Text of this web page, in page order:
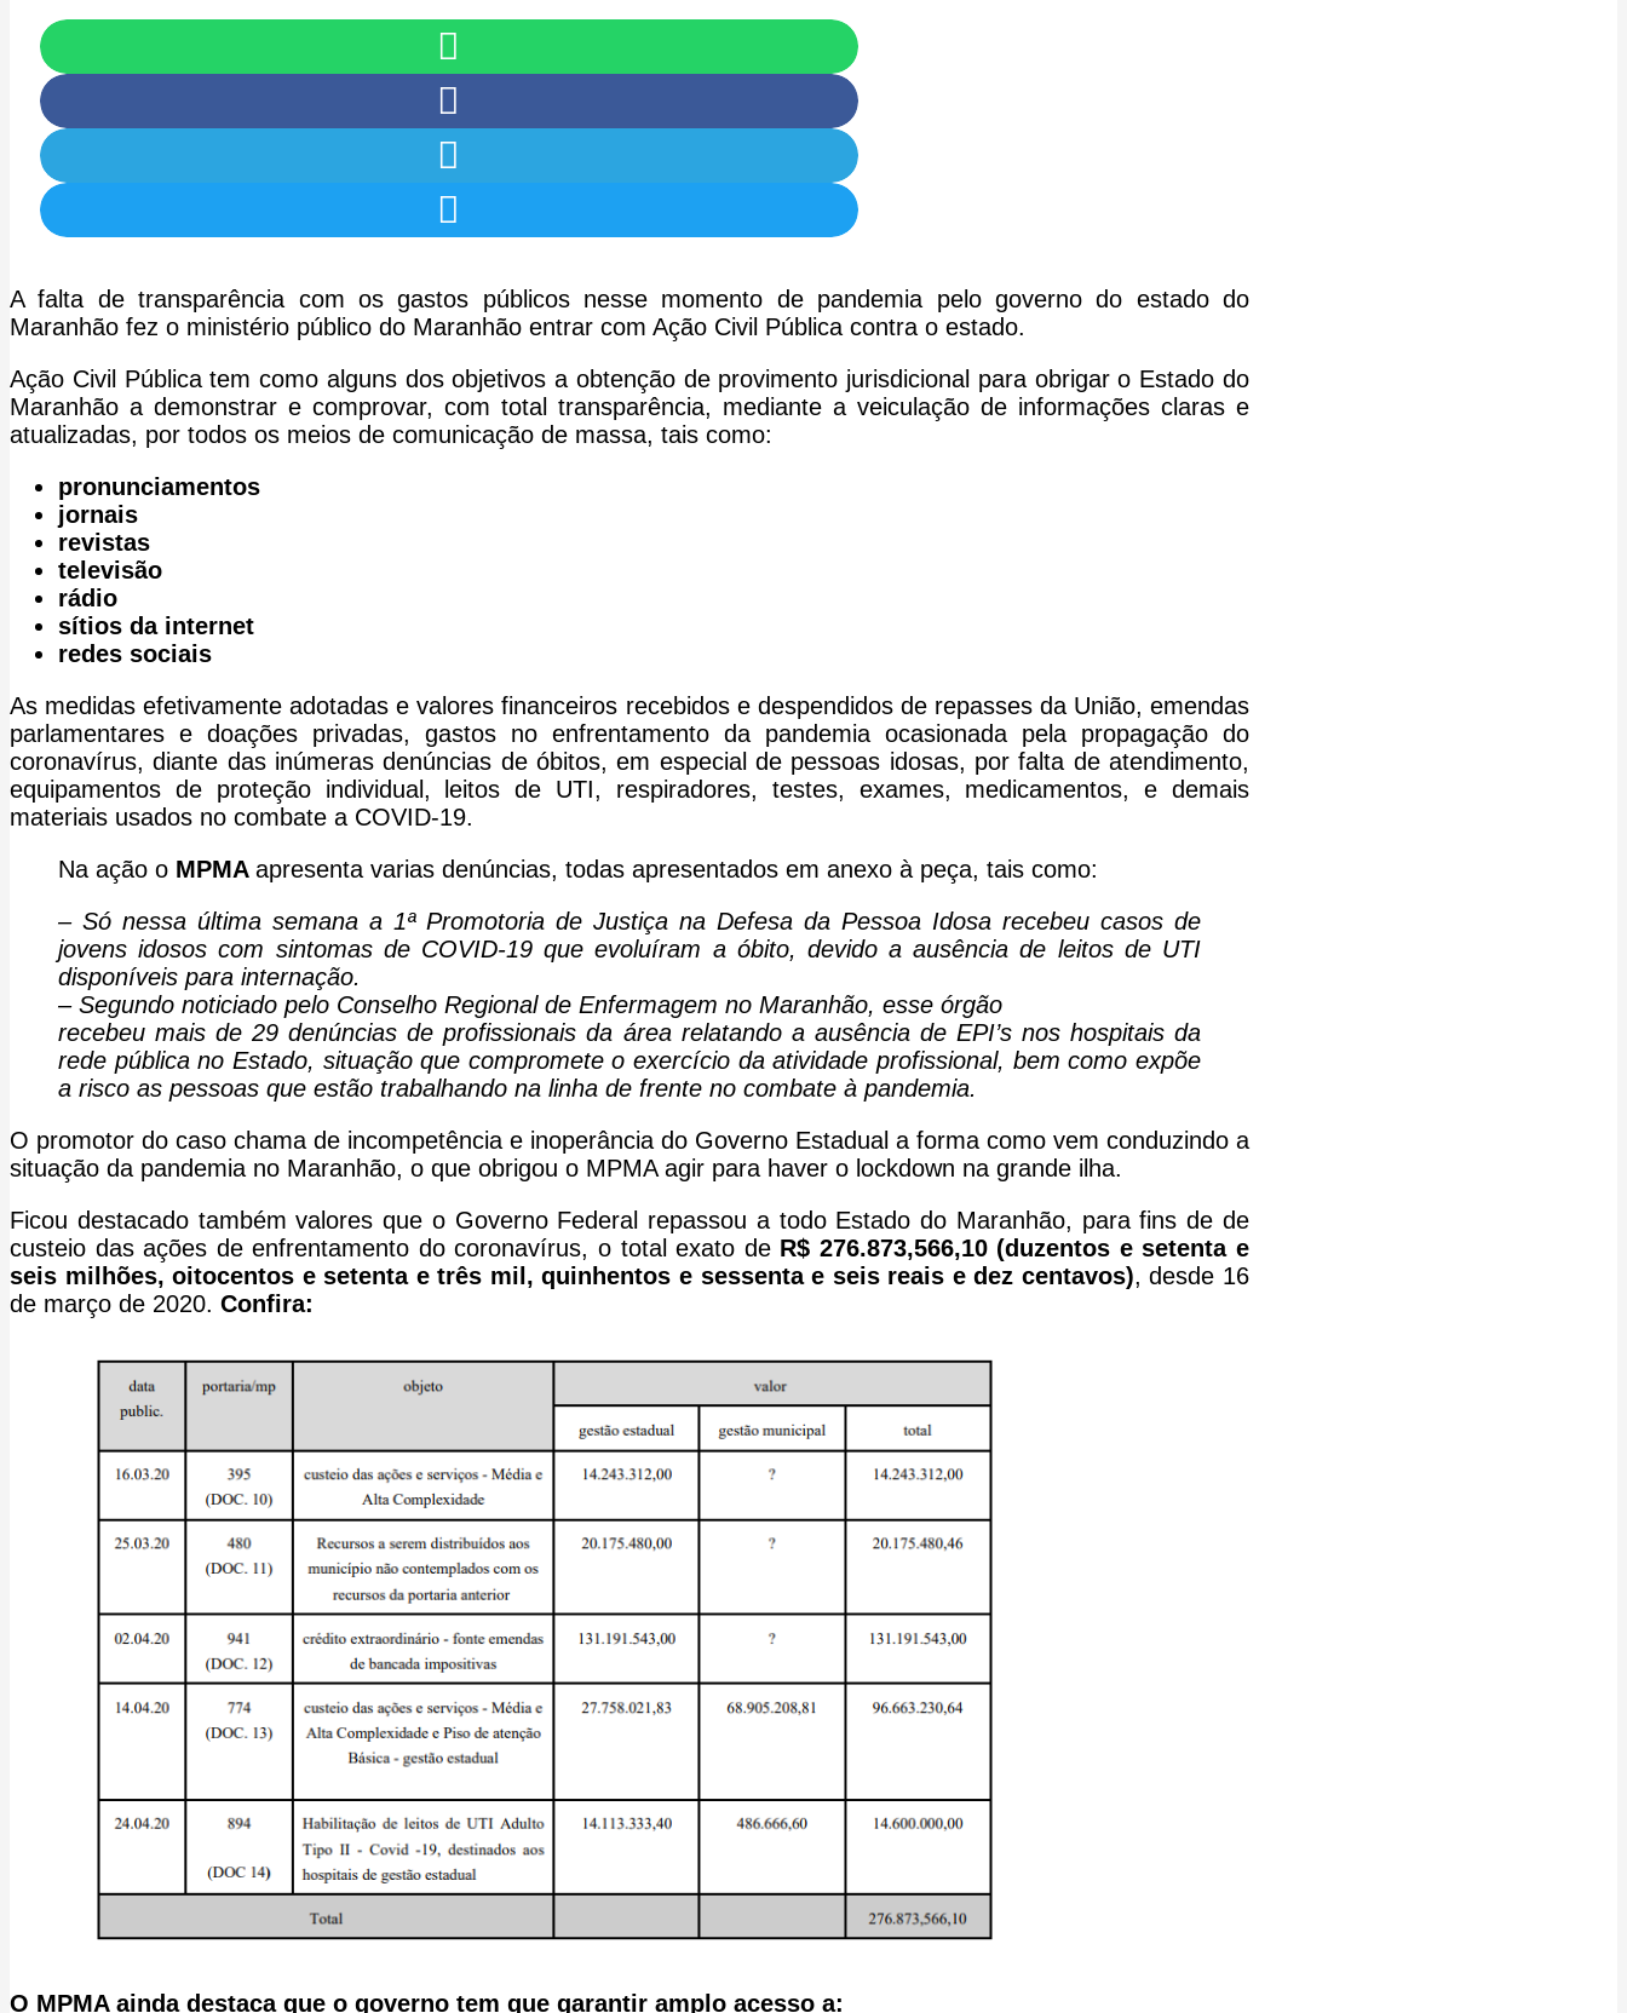
A falta de transparência com os gastos públicos nesse momento de pandemia pelo governo do estado do
Maranhão fez o ministério público do Maranhão entrar com Ação Civil Pública contra o estado.
Ação Civil Pública tem como alguns dos objetivos a obtenção de provimento jurisdicional para obrigar o Estado do
Maranhão a demonstrar e comprovar, com total transparência, mediante a veiculação de informações claras e
atualizadas, por todos os meios de comunicação de massa, tais como:
pronunciamentos
jornais
revistas
televisão
rádio
sítios da internet
redes sociais
As medidas efetivamente adotadas e valores financeiros recebidos e despendidos de repasses da União, emendas
parlamentares e doações privadas, gastos no enfrentamento da pandemia ocasionada pela propagação do
coronavírus, diante das inúmeras denúncias de óbitos, em especial de pessoas idosas, por falta de atendimento,
equipamentos de proteção individual, leitos de UTI, respiradores, testes, exames, medicamentos, e demais
materiais usados no combate a COVID-19.
Na ação o MPMA apresenta varias denúncias, todas apresentados em anexo à peça, tais como:
– Só nessa última semana a 1ª Promotoria de Justiça na Defesa da Pessoa Idosa recebeu casos de
jovens idosos com sintomas de COVID-19 que evoluíram a óbito, devido a ausência de leitos de UTI
disponíveis para internação.
– Segundo noticiado pelo Conselho Regional de Enfermagem no Maranhão, esse órgão
recebeu mais de 29 denúncias de profissionais da área relatando a ausência de EPI’s nos hospitais da
rede pública no Estado, situação que compromete o exercício da atividade profissional, bem como expõe
a risco as pessoas que estão trabalhando na linha de frente no combate à pandemia.
O promotor do caso chama de incompetência e inoperância do Governo Estadual a forma como vem conduzindo a
situação da pandemia no Maranhão, o que obrigou o MPMA agir para haver o lockdown na grande ilha.
Ficou destacado também valores que o Governo Federal repassou a todo Estado do Maranhão, para fins de de
custeio das ações de enfrentamento do coronavírus, o total exato de R$ 276.873,566,10 (duzentos e setenta e
seis milhões, oitocentos e setenta e três mil, quinhentos e sessenta e seis reais e dez centavos), desde 16
de março de 2020. Confira:
O MPMAainda destaca que o governo tem que garantir amplo acesso a: